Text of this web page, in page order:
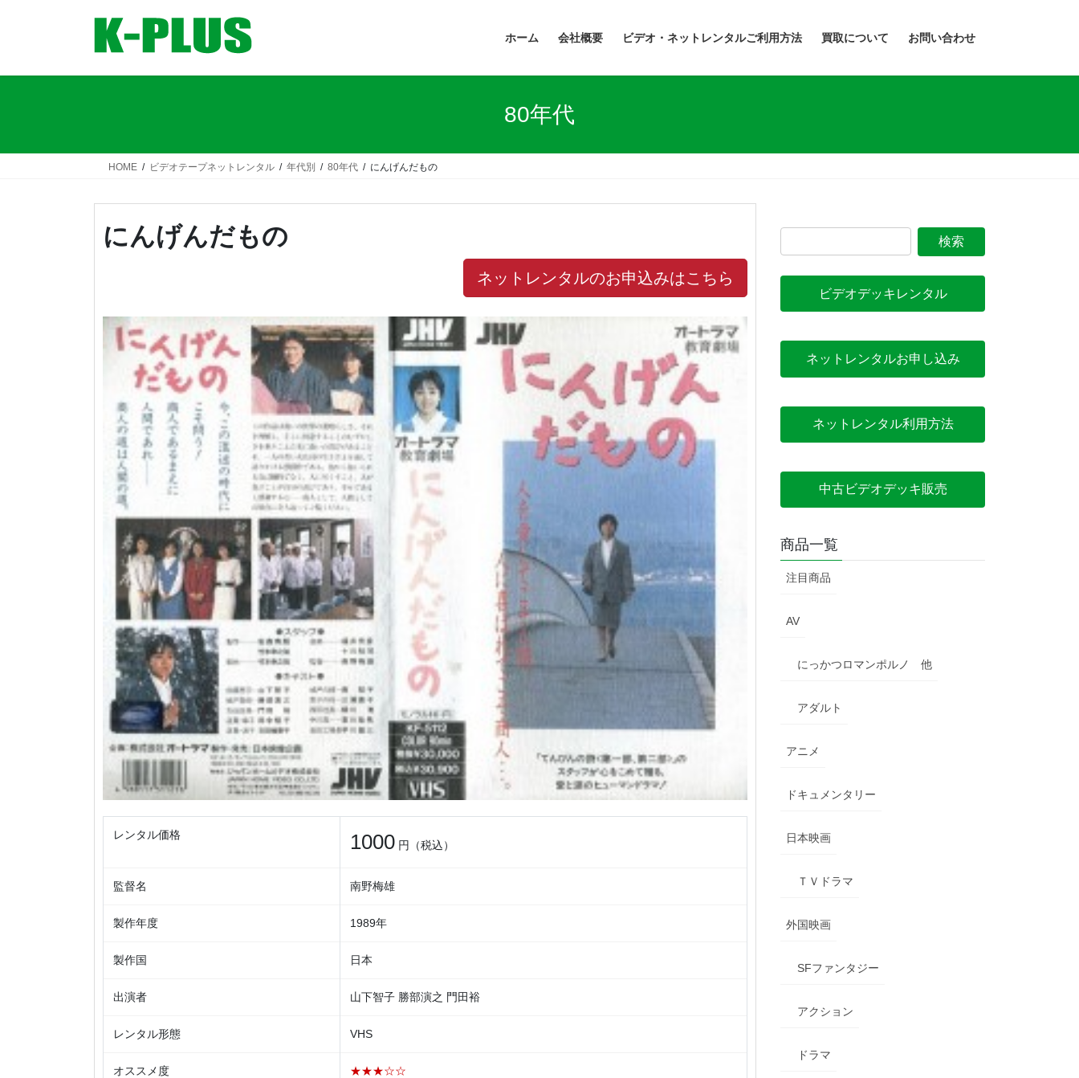
ホーム 会社概要 ビデオ・ネットレンタルご利用方法 買取について お問い合わせ
80年代
HOME ビデオテープネットレンタル 年代別 80年代 にんげんだもの
にんげんだもの
ネットレンタルのお申込みはこちら
レンタル価格 1000 円（税込）
監督名 南野梅雄
製作年度 1989年
製作国 日本
出演者 山下智子 勝部演之 門田裕
レンタル形態 VHS
オススメ度 ★★★☆☆
ビデオデッキレンタル
ネットレンタルお申し込み
ネットレンタル利用方法
中古ビデオデッキ販売
商品一覧
注目商品
AV
にっかつロマンポルノ 他
アダルト
アニメ
ドキュメンタリー
日本映画
ＴＶドラマ
外国映画
SFファンタジー
アクション
ドラマ